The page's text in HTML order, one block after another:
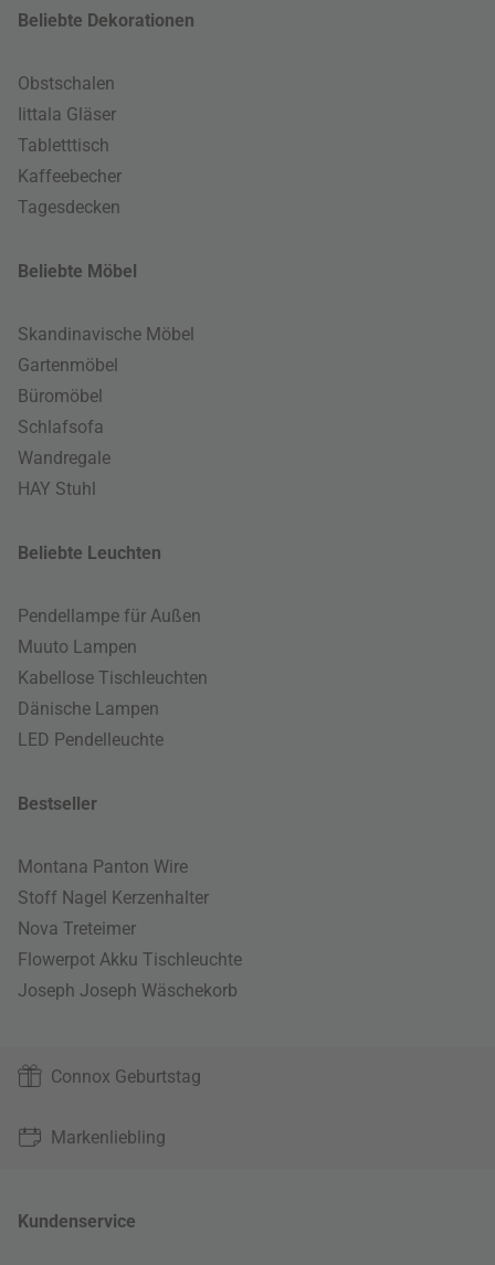
Beliebte Dekorationen
Obstschalen
Iittala Gläser
Tabletttisch
Kaffeebecher
Tagesdecken
Beliebte Möbel
Skandinavische Möbel
Gartenmöbel
Büromöbel
Schlafsofa
Wandregale
HAY Stuhl
Beliebte Leuchten
Pendellampe für Außen
Muuto Lampen
Kabellose Tischleuchten
Dänische Lampen
LED Pendelleuchte
Bestseller
Montana Panton Wire
Stoff Nagel Kerzenhalter
Nova Treteimer
Flowerpot Akku Tischleuchte
Joseph Joseph Wäschekorb
Connox Geburtstag
Markenliebling
Kundenservice